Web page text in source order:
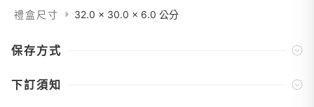
禮盒尺寸
32.0 x 30.0 x 6.0 公分
保存方式
下訂須知